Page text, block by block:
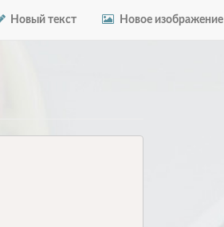
Новый текст Новое изображение